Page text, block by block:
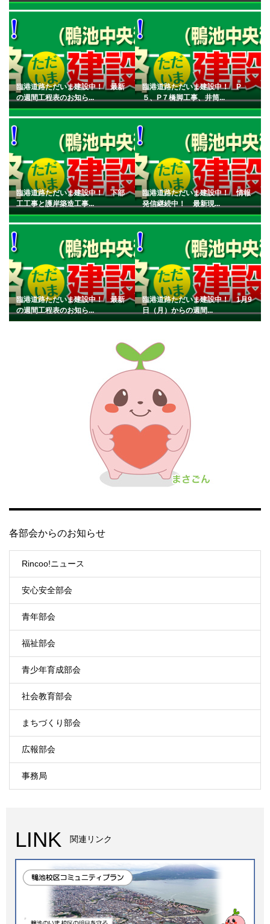
臨港道路ただいま建設中！ 最新
の週間工程表のお知ら...
臨港道路ただいま建設中！ P
５、P７橋脚工事、井筒...
臨港道路ただいま建設中！ 下部
工工事と護岸築造工事...
臨港道路ただいま建設中！ 情報
発信継続中！ 最新現...
臨港道路ただいま建設中！ 最新
の週間工程表のお知ら...
臨港道路ただいま建設中！ 1月9
日（月）からの週間...
各部会からのお知らせ
Rincoo!ニュース
安心安全部会
青年部会
福祉部会
青少年育成部会
社会教育部会
まちづくり部会
広報部会
事務局
LINK 関連リンク